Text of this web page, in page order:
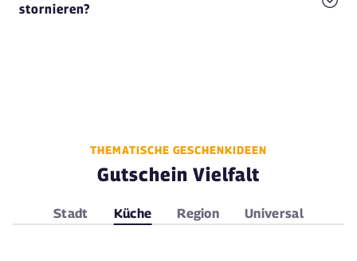
stornieren?
THEMATISCHE GESCHENKIDEEN
Gutschein Vielfalt
Stadt Küche Region Universal